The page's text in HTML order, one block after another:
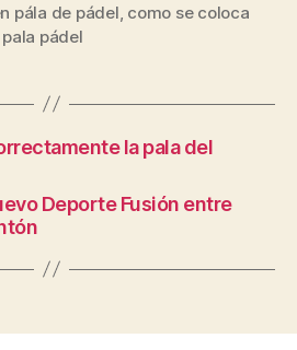
pála de pádel como se coloca
pádel
la pala del
Deporte Fusión entre